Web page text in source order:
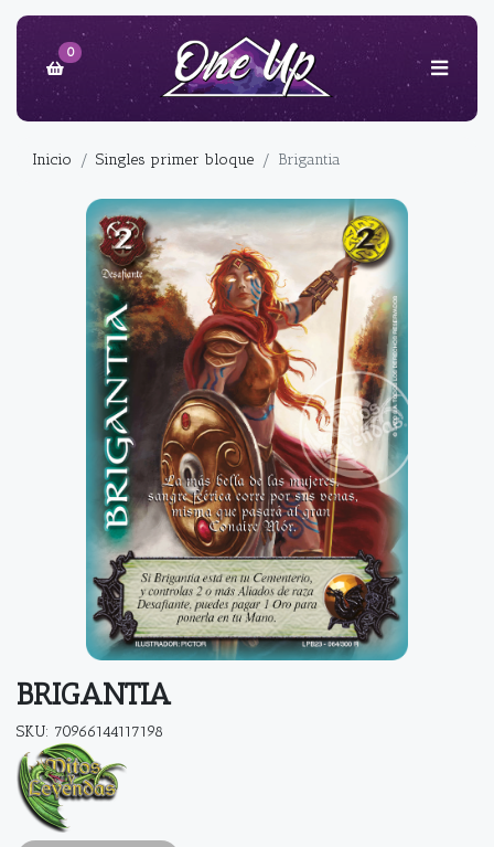
0
Inicio Singles primer bloque Brigantia
BRIGANTIA
SKU: 70966144117198